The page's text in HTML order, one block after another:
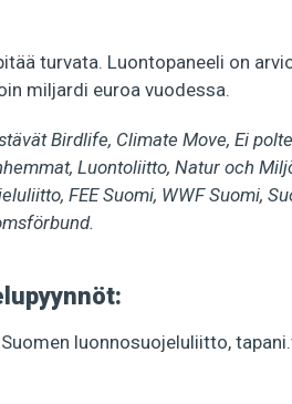
turvata. Luontopaneeli on
miljardi euroa vuodessa.
Birdlife, Climate Move, Ei
Luontoliitto, Natur och
FEE Suomi, WWF Suomi,
luonnosuojeluliitto,